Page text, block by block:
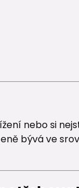
nebo si
bývá ve